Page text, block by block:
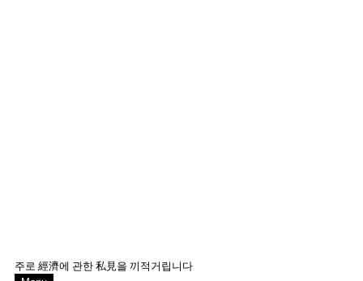
주로 經濟에 관한 私見을 끼적거립니다